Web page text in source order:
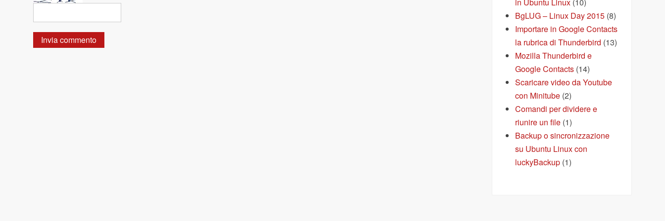
BgLUG – Linux Day 2015 (8)
Importare in Google Contacts
la rubrica di Thunderbird (13)
Mozilla Thunderbird e
Google Contacts (14)
Scaricare video da Youtube
con Minitube (2)
Comandi per dividere e
riunire un file (1)
Backup o sincronizzazione
su Ubuntu Linux con
luckyBackup (1)